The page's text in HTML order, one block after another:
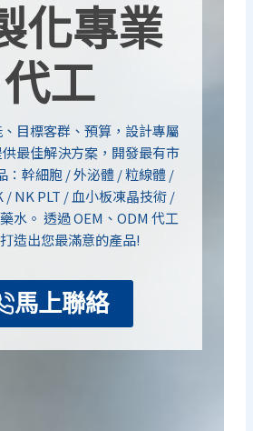
化專業
代工
目標客群、預算，設計專屬
最佳解決方案，開發最有市
：幹細胞 / 外泌體 / 粒線體 /
/ NK PLT / 血小板凍晶技術 /
水。 透過 OEM、ODM 代工
造出您最滿意的產品!
馬上聯絡